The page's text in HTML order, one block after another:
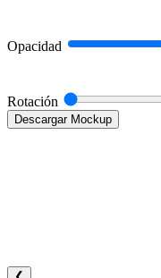
Opacidad
Rotación
Descargar Mockup